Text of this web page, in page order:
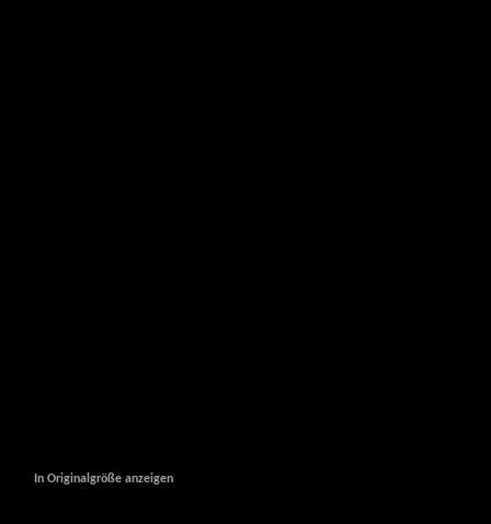
In Originalgröße anzeigen
In Originalgröße anzeigen
In Originalgröße anzeigen